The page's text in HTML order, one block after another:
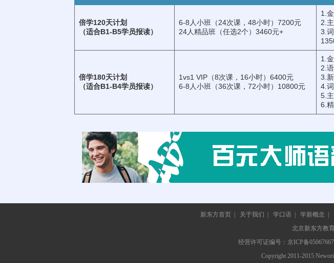
倍学120天计划
（适合B1-B5学员报读）
6-8人小班（24次课，48小时）7200元
24人精品班（任选2个）3460元+
1.
2.
3.
倍学180天计划
（适合B1-B4学员报读）
1vs1 VIP（8次课，16小时）6400元
6-8人小班（36次课，72小时）10800元
1.
2.
3.
4.
5.
6.
新东方首页 关于我们 学口语 学新概念
北京新东方教
经营许可证编号：京ICP备
Copyright 2011-2015